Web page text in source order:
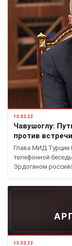
13.03.22
Чавушоглу:
против
Глава МИД Турции
телефонной
Эрдоганом
13.03.22